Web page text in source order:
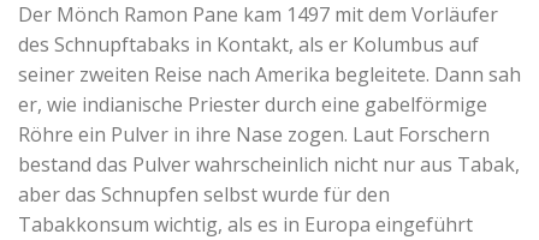
Der Mönch Ramon Pane kam 1497 mit dem Vorläufer
des Schnupftabaks in Kontakt, als er Kolumbus auf
seiner zweiten Reise nach Amerika begleitete. Dann sah
er, wie indianische Priester durch eine gabelförmige
Röhre ein Pulver in ihre Nase zogen. Laut Forschern
bestand das Pulver wahrscheinlich nicht nur aus Tabak,
aber das Schnupfen selbst wurde für den
Tabakkonsum wichtig, als es in Europa eingeführt